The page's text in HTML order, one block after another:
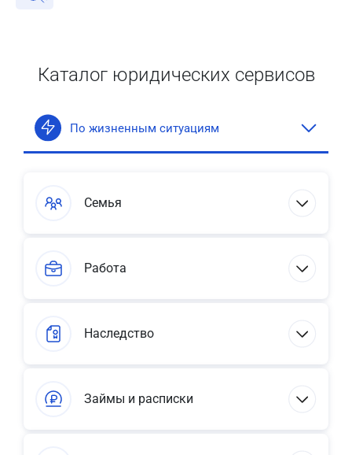
Каталог юридических сервисов
По жизненным ситуациям
Семья
Работа
Наследство
Займы и расписки